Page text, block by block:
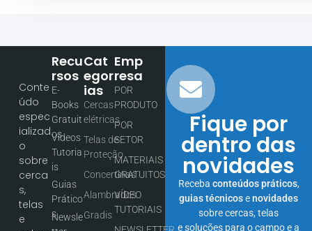
Fique por
dentro das
novidades
Receba conteúdos práticos,
guias técnicosenovidades
sobre cercas, telas
e soluções para o campo e a
Conte
údo
espec
ializad
o
sobre
cerca
s,
telas
e
Cat
Egor
Ias
Cercas
elétricas
Telas de
Proteção
Concertinas
Alambrados
Gradis
Emp
Resa
POR
PRODUTO
POR
SETOR
MATERIAIS
GRATUITOS
VÍDEO
TUTORIAIS
Recu
Rsos
E-
Books
Gratuit
os
Vídeos
Tutoria
is
Guias
Prático
s
Newsle